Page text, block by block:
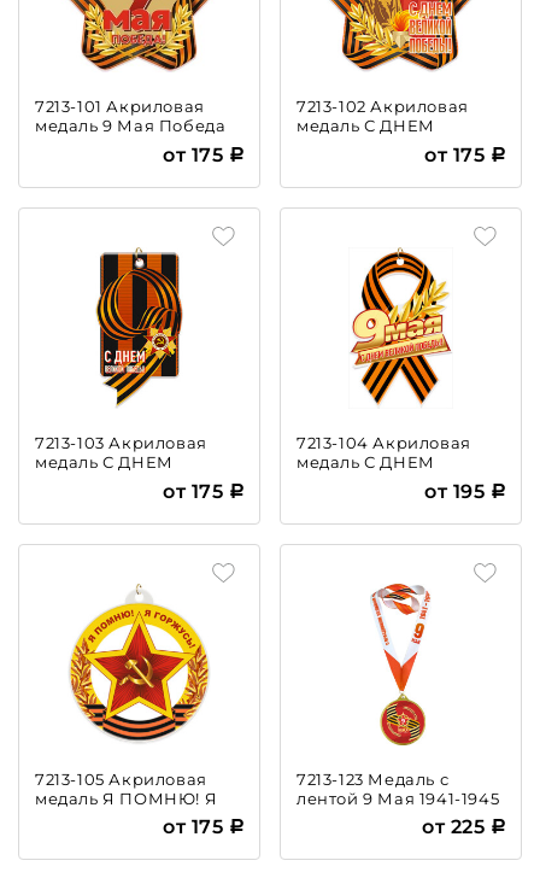
7213-101 Акриловая
медаль 9 Мая Победа
от 175
7213-102 Акриловая
медаль С ДНЕМ
ВЕЛИКОЙ ПОБЕДЫ
от 175
7213-103 Акриловая
медаль С ДНЕМ
ВЕЛИКОЙ ПОБЕДЫ
от 175
7213-104 Акриловая
медаль С ДНЕМ
ВЕЛИКОЙ ПОБЕДЫ
от 195
7213-105 Акриловая
медаль Я ПОМНЮ! Я
от 175
7213-123 Медаль с
лентой 9 Мая 1941-1945
от 225